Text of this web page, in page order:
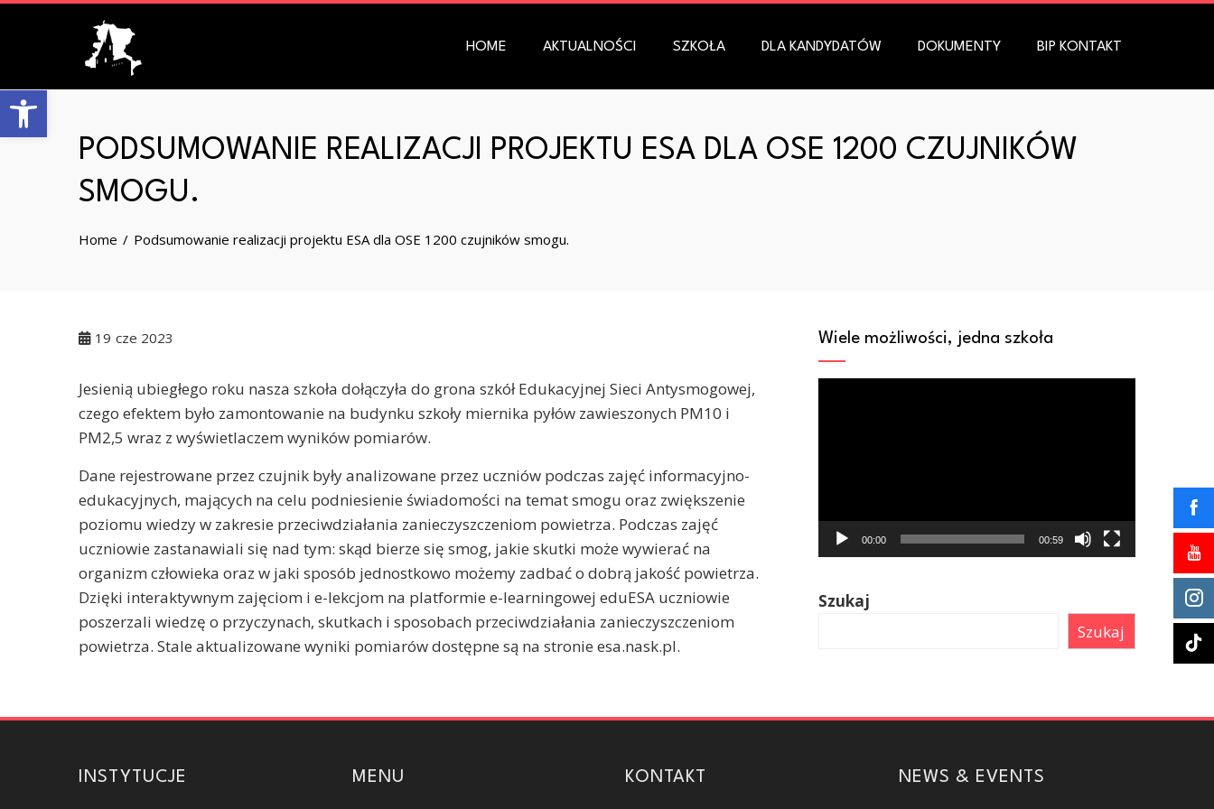
Open toolbar
HOME AKTUALNOŚCI SZKOŁA DLA KANDYDATÓW DOKUMENTY BIP KONTAKT
PODSUMOWANIE REALIZACJI PROJEKTU ESA DLA OSE 1200 CZUJNIKÓW
SMOGU.
Home Podsumowanie realizacji projektu ESA dla OSE 1200 czujników smogu.
19 cze 2023
Jesienią ubiegłego roku nasza szkoła dołączyła do grona szkół Edukacyjnej Sieci Antysmogowej,
czego efektem było zamontowanie na budynku szkoły miernika pyłów zawieszonych PM10 i
PM2,5 wraz z wyświetlaczem wyników pomiarów.
Dane rejestrowane przez czujnik były analizowane przez uczniów podczas zajęć informacyjno-
edukacyjnych, mających na celu podniesienie świadomości na temat smogu oraz zwiększenie
poziomu wiedzy w zakresie przeciwdziałania zanieczyszczeniom powietrza. Podczas zajęć
uczniowie zastanawiali się nad tym: skąd bierze się smog, jakie skutki może wywierać na
organizm człowieka oraz w jaki sposób jednostkowo możemy zadbać o dobrą jakość powietrza.
Dzięki interaktywnym zajęciom i e-lekcjom na platformie e-learningowej eduESA uczniowie
poszerzali wiedzę o przyczynach, skutkach i sposobach przeciwdziałania zanieczyszczeniom
powietrza. Stale aktualizowane wyniki pomiarów dostępne są na stronie esa.nask.pl.
Wiele możliwości, jedna szkoła
00:00 00:59
Szukaj
Szukaj
INSTYTUCJE MENU KONTAKT NEWS & EVENTS